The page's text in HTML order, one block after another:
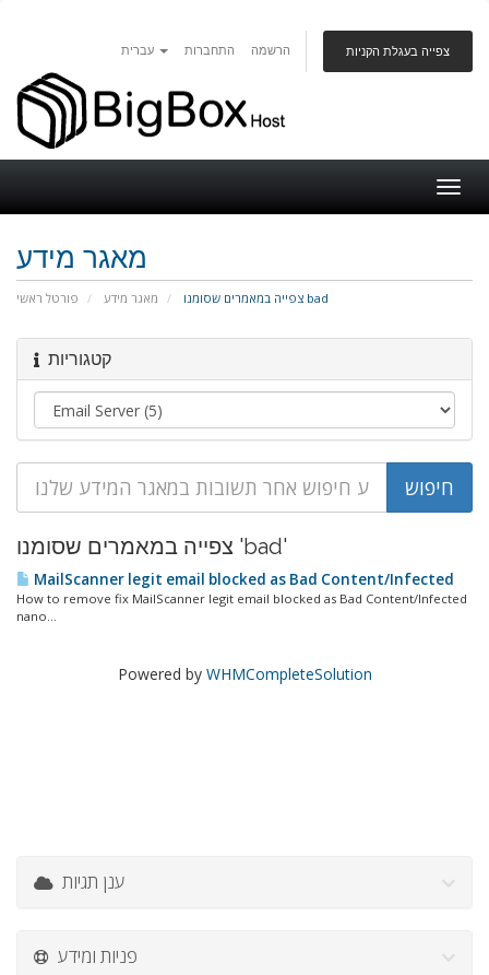
התחברות הרשמה צפייה בעגלת הקניות
מאגר מידע
פורטל ראשי מאגר מידע צפייה במאמרים שסומנו bad
קטגוריות
צפייה במאמרים שסומנו 'bad'
MailScanner legit email blocked as Bad Content/Infected
How to remove fix MailScanner legit email blocked as Bad Content/Infected
nano...
Powered by WHMCompleteSolution
ענן תגיות
פניות ומידע